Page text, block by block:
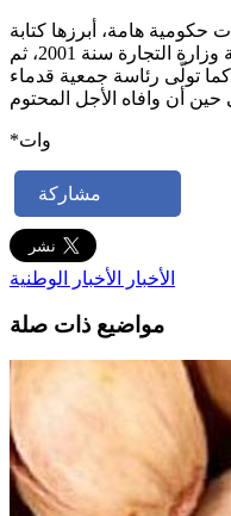
حكومية هامة، أبرزها كتابة
الدولة للخارجية، فضلا عن تولي حقيبة وزارة التجارة سنة 2001، ثم
تولّى رئاسة جمعية قدماء
*وات
مشاركة
الأخبار الأخبار الوطنية
مواضيع ذات صلة